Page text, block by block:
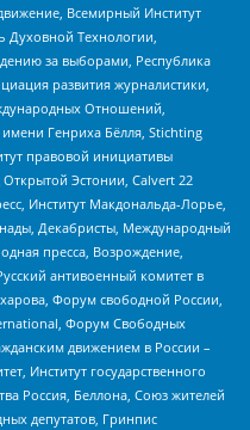
Всемирный Институт
Духовной Технологии,
за выборами, Республика
развития журналистики,
Отношений,
Генриха Бёлля, Stichting
правовой инициативы
Эстонии, Calvert 22
Институт Макдональда-Лорье,
Декабристы, Международный
пресса, Возрождение,
антивоенный комитет в
Форум свободной России,
Форум Свободных
движением в России –
Институт государственного
Россия, Беллона, Союз жителей
депутатов, Гринпис